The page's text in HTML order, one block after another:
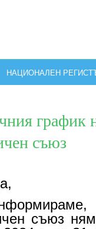
НАЦИОНАЛЕН
график
съюз
съюз